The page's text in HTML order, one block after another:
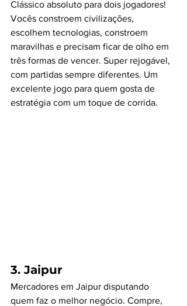
Clássico absoluto para dois jogadores!
Vocês constroem civilizações,
escolhem tecnologias, constroem
maravilhas e precisam ficar de olho em
três formas de vencer. Super rejogável,
com partidas sempre diferentes. Um
excelente jogo para quem gosta de
estratégia com um toque de corrida.
3. Jaipur
Mercadores em Jaipur disputando
quem faz o melhor negócio. Compre,